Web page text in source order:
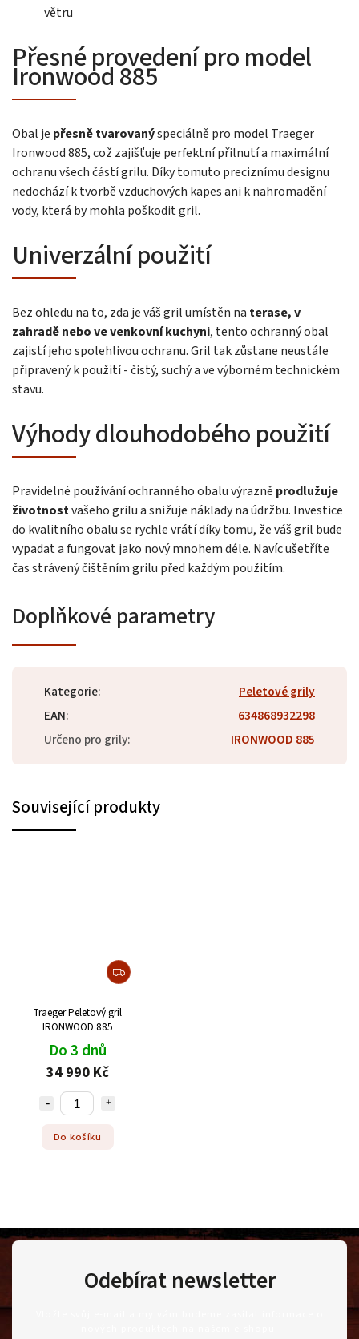
větru
Přesné provedení pro model
Ironwood 885
Obal je přesně tvarovanýspeciálně pro model Traeger
Ironwood 885, což zajišťuje perfektní přilnutí a maximální
ochranu všech částí grilu. Díky tomuto preciznímu designu
nedochází k tvorbě vzduchových kapes ani k nahromadění
vody, která by mohla poškodit gril.
Univerzální použití
Bez ohledu na to, zda je váš gril umístěn na terase, v
zahradě nebo ve venkovní kuchyni, tento ochranný obal
zajistí jeho spolehlivou ochranu. Gril tak zůstane neustále
připravený k použití - čistý, suchý a ve výborném technickém
stavu.
Výhody dlouhodobého použití
Pravidelné používání ochranného obalu výrazně prodlužuje
životnostvašeho grilu a snižuje náklady na údržbu. Investice
do kvalitního obalu se rychle vrátí díky tomu, že váš gril bude
vypadat a fungovat jako nový mnohem déle. Navíc ušetříte
čas strávený čištěním grilu před každým použitím.
Doplňkové parametry
Kategorie:
Peletové grily
EAN:
634868932298
Určeno pro grily: IRONWOOD 885
Související produkty
Traeger Peletový gril
IRONWOOD 885
Do 3 dnů
34 990 Kč
Do košíku
Odebírat newsletter